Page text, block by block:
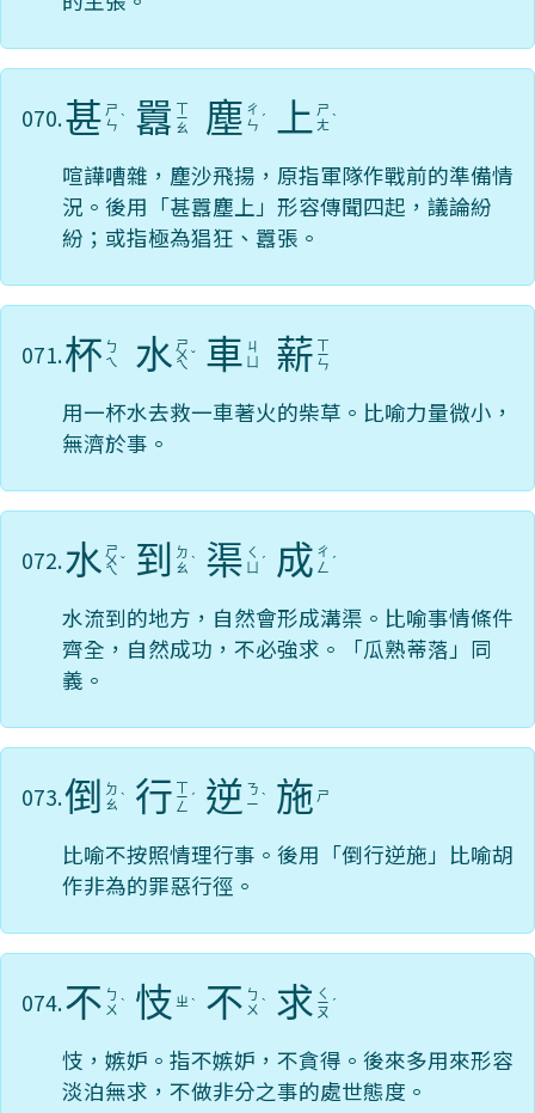
070.甚 ㄕ
ㄣ ˋ 囂 ㄧ
ㄠ 塵 ㄔ
ㄣ ˊ 上 ㄕ
ㄤ ˋ
喧譁嘈雜，塵沙飛揚，原指軍隊作戰前的準備情
況。後用「甚囂塵上」形容傳聞四起，議論紛
紛；或指極為猖狂、囂張。
071.杯 ㄅ
ㄟ
水 ㄕ
ㄨ
ㄟ
ˇ 車 ㄐ
薪 ㄧ
ㄣ
用一杯水去救一車著火的柴草。比喻力量微小，
無濟於事。
072.水 ㄕ
ㄨ
ㄟ
ˇ 到
ㄉ
ㄠ ˋ 渠 ㄑ
ˊ 成 ㄔ
ㄥ
ˊ
水流到的地方，自然會形成溝渠。比喻事情條件
齊全，自然成功，不必強求。「瓜熟蒂落」同
義。
073.倒
ㄉ
ㄠ ˋ 行 ㄧ
ㄥ
ˊ 逆
ㄋ
ㄧ ˋ 施 ㄕ
比喻不按照情理行事。後用「倒行逆施」比喻胡
作非為的罪惡行徑。
074.不 ㄅ
ㄨ ˋ 忮 ㄓ ˋ 不 ㄅ
ㄨ ˋ 求 ㄑ
ㄧ
ㄡ
ˊ
忮，嫉妒。指不嫉妒，不貪得。後來多用來形容
淡泊無求，不做非分之事的處世態度。